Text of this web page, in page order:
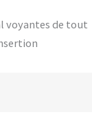
voyantes de tout